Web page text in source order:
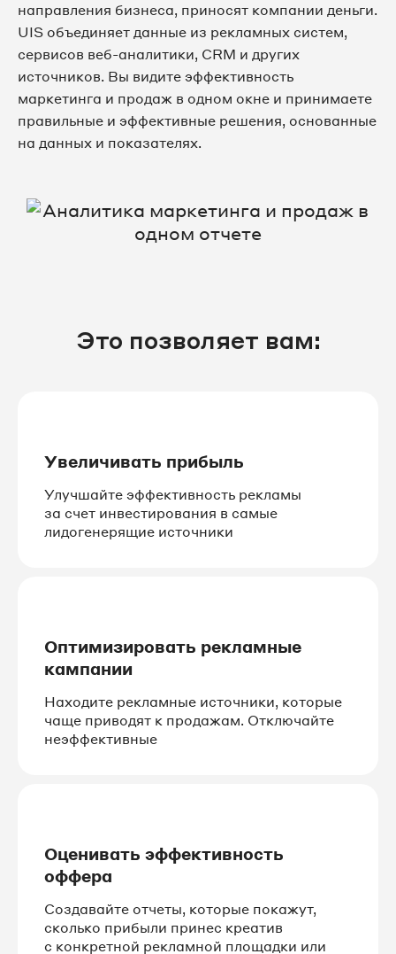
направления бизнеса, приносят компании деньги.
UIS объединяет данные из рекламных систем,
сервисов веб-аналитики, CRM и других
источников. Вы видите эффективность
маркетинга и продаж в одном окне и принимаете
правильные и эффективные решения, основанные
на данных и показателях.
Это позволяет вам:
Увеличивать прибыль
Улучшайте эффективность рекламы
за счет инвестирования в самые
лидогенерящие источники
Оптимизировать рекламные
кампании
Находите рекламные источники, которые
чаще приводят к продажам. Отключайте
неэффективные
Оценивать эффективность
оффера
Создавайте отчеты, которые покажут,
сколько прибыли принес креатив
с конкретной рекламной площадки или